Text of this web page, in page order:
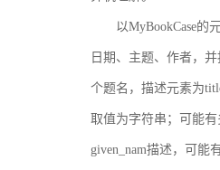
以MyBookCase的
日期、主题、作者，
个题名，描述元素为
取值为字符串；可能
given_nam描述，可能